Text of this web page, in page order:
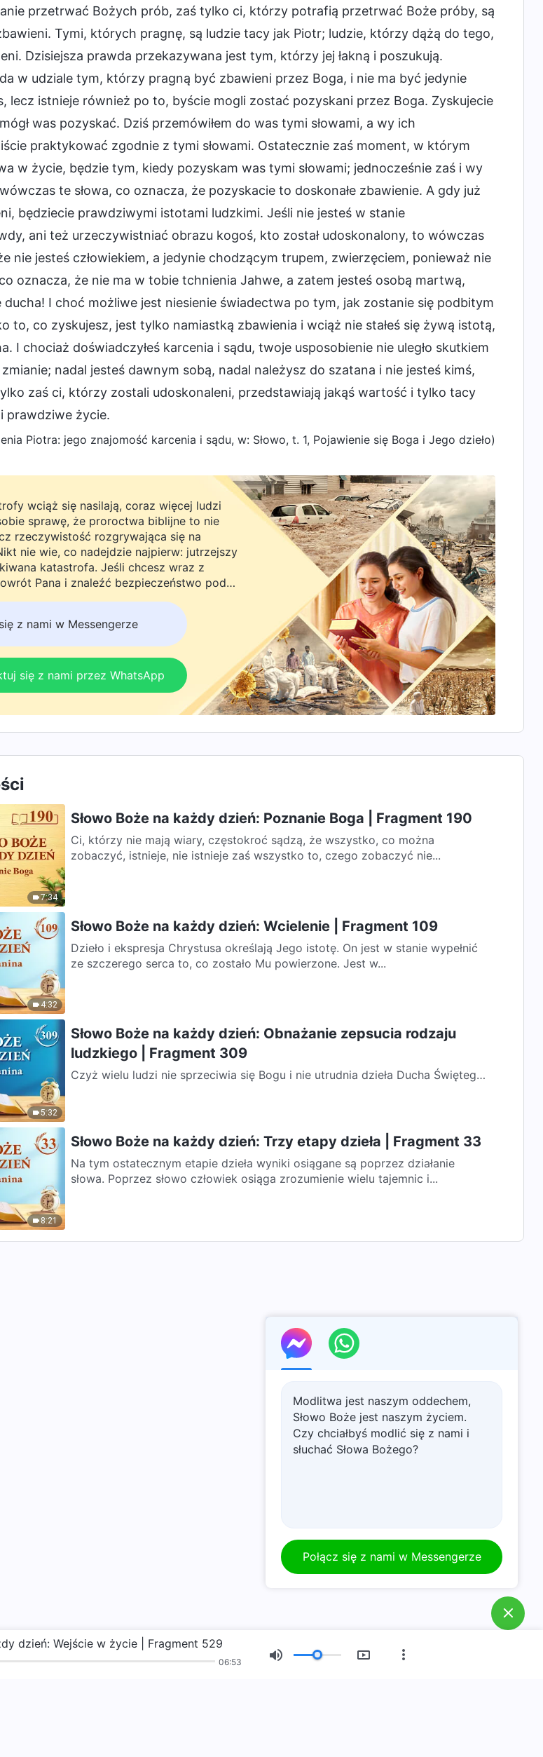
przetrwać Bożych prób, zaś tylko ci, którzy potrafią przetrwać Boże próby, są
Tymi, których pragnę, są ludzie tacy jak Piotr; ludzie, którzy dążą do tego,
Dzisiejsza prawda przekazywana jest tym, którzy jej łakną i poszukują.
w udziale tym, którzy pragną być zbawieni przez Boga, i nie ma być jedynie
lecz istnieje również po to, byście mogli zostać pozyskani przez Boga. Zyskujecie
was pozyskać. Dziś przemówiłem do was tymi słowami, a wy ich
praktykować zgodnie z tymi słowami. Ostatecznie zaś moment, w którym
w życie, będzie tym, kiedy pozyskam was tymi słowami; jednocześnie zaś i wy
te słowa, co oznacza, że pozyskacie to doskonałe zbawienie. A gdy już
będziecie prawdziwymi istotami ludzkimi. Jeśli nie jesteś w stanie
ani też urzeczywistniać obrazu kogoś, kto został udoskonalony, to wówczas
nie jesteś człowiekiem, a jedynie chodzącym trupem, zwierzęciem, ponieważ nie
oznacza, że nie ma w tobie tchnienia Jahwe, a zatem jesteś osobą martwą,
ducha! I choć możliwe jest niesienie świadectwa po tym, jak zostanie się podbitym
to, co zyskujesz, jest tylko namiastką zbawienia i wciąż nie stałeś się żywą istotą,
I chociaż doświadczyłeś karcenia i sądu, twoje usposobienie nie uległo skutkiem
nadal jesteś dawnym sobą, nadal należysz do szatana i nie jesteś kimś,
zaś ci, którzy zostali udoskonaleni, przedstawiają jakąś wartość i tylko tacy
prawdziwe życie.
Piotra: jego znajomość karcenia i sądu, w: Słowo, t. 1, Pojawienie się Boga i Jego dzieło)
wciąż się nasilają, coraz więcej ludzi
sprawę, że proroctwa biblijne to nie
rzeczywistość rozgrywająca się na
nie wie, co nadejdzie najpierw: jutrzejszy
katastrofa. Jeśli chcesz wraz z
Pana i znaleźć bezpieczeństwo pod
WhatsAppa lub Messengera, aby dołączyć
Nie odkładaj tego do jutra.
z nami w Messengerze
się z nami przez WhatsApp
7:34
Słowo Boże na każdy dzień: Poznanie Boga | Fragment 190
Ci, którzy nie mają wiary, częstokroć sądzą, że wszystko, co można
zobaczyć, istnieje, nie istnieje zaś wszystko to, czego zobaczyć nie...
4:32
Słowo Boże na każdy dzień: Wcielenie | Fragment 109
Dzieło i ekspresja Chrystusa określają Jego istotę. On jest w stanie wypełnić
ze szczerego serca to, co zostało Mu powierzone. Jest w...
5:32
Słowo Boże na każdy dzień: Obnażanie zepsucia rodzaju
ludzkiego | Fragment 309
Czyż wielu ludzi nie sprzeciwia się Bogu i nie utrudnia dzieła Ducha Świętego,
8:21
Słowo Boże na każdy dzień: Trzy etapy dzieła | Fragment 33
Na tym ostatecznym etapie dzieła wyniki osiągane są poprzez działanie
słowa. Poprzez słowo człowiek osiąga zrozumienie wielu tajemnic i...
Modlitwa jest naszym oddechem,
Słowo Boże jest naszym życiem.
Czy chciałbyś modlić się z nami i
słuchać Słowa Bożego?
Połącz się z nami w Messengerze
dzień: Wejście w życie | Fragment 529
06:53